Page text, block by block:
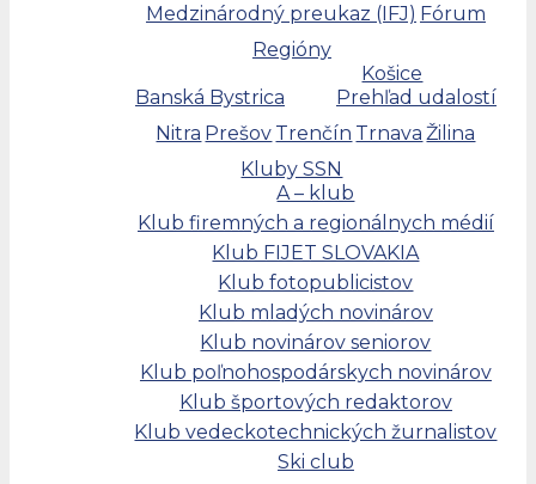
Medzinárodný preukaz (IFJ) Fórum
Regióny
Banská Bystrica
Košice
Prehľad udalostí
Nitra Prešov Trenčín Trnava Žilina
Kluby SSN
A – klub
Klub firemných a regionálnych médií
Klub FIJET SLOVAKIA
Klub fotopublicistov
Klub mladých novinárov
Klub novinárov seniorov
Klub poľnohospodárskych novinárov
Klub športových redaktorov
Klub vedeckotechnických žurnalistov
Ski club